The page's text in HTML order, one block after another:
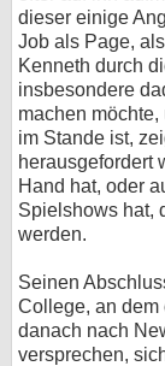
dieser einige
Job als Page,
Kenneth durch
insbesondere
machen
im Stande ist,
herausgefordert
Hand hat, oder
Spielshows hat,
werden.
Seinen
College, an dem
danach nach
versprechen,